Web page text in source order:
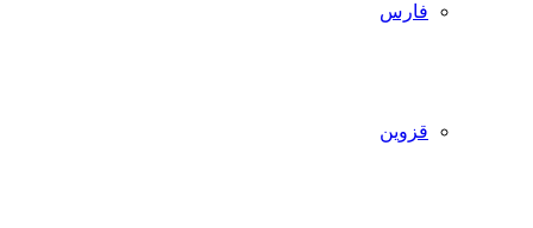
فارس
قزوین